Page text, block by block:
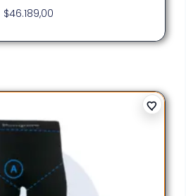
$46.189,00